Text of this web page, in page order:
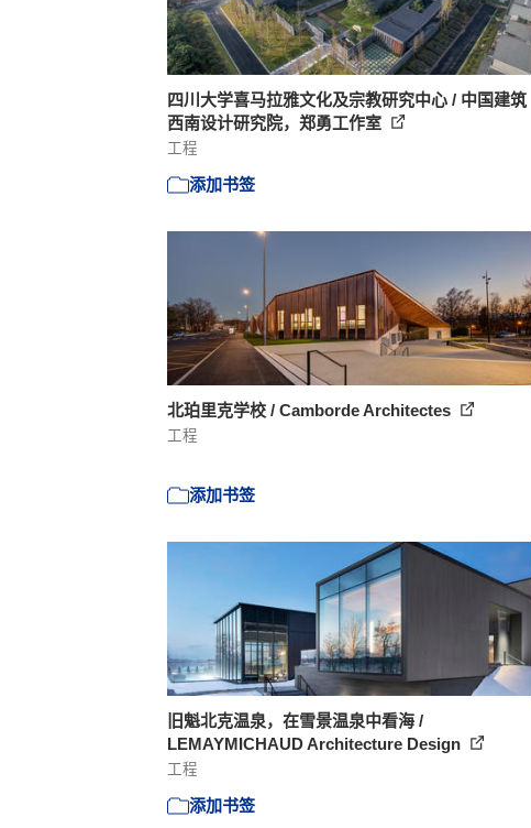
四川大学喜马拉雅文化及宗教研究中心 / 中国建筑
西南设计研究院，郑勇工作室
工程
添加书签
北珀里克学校 / Camborde Architectes
工程
添加书签
旧魁北克温泉，在雪景温泉中看海 /
LEMAYMICHAUD Architecture Design
工程
添加书签